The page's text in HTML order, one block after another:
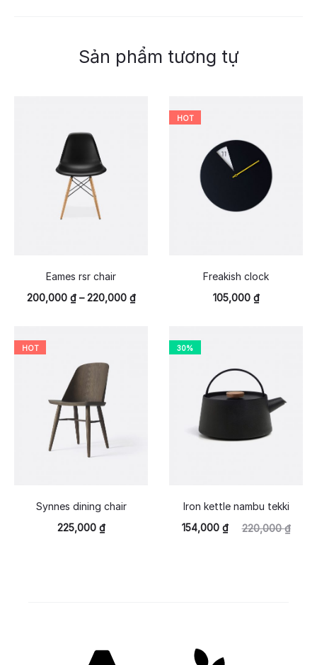
Sản phẩm tương tự
Eames rsr chair
200,000 ₫–220,000 ₫
HOT
Freakish clock
105,000 ₫
HOT
Synnes dining chair
225,000 ₫
30%
Iron kettle nambu tekki
220,000₫
154,000 ₫